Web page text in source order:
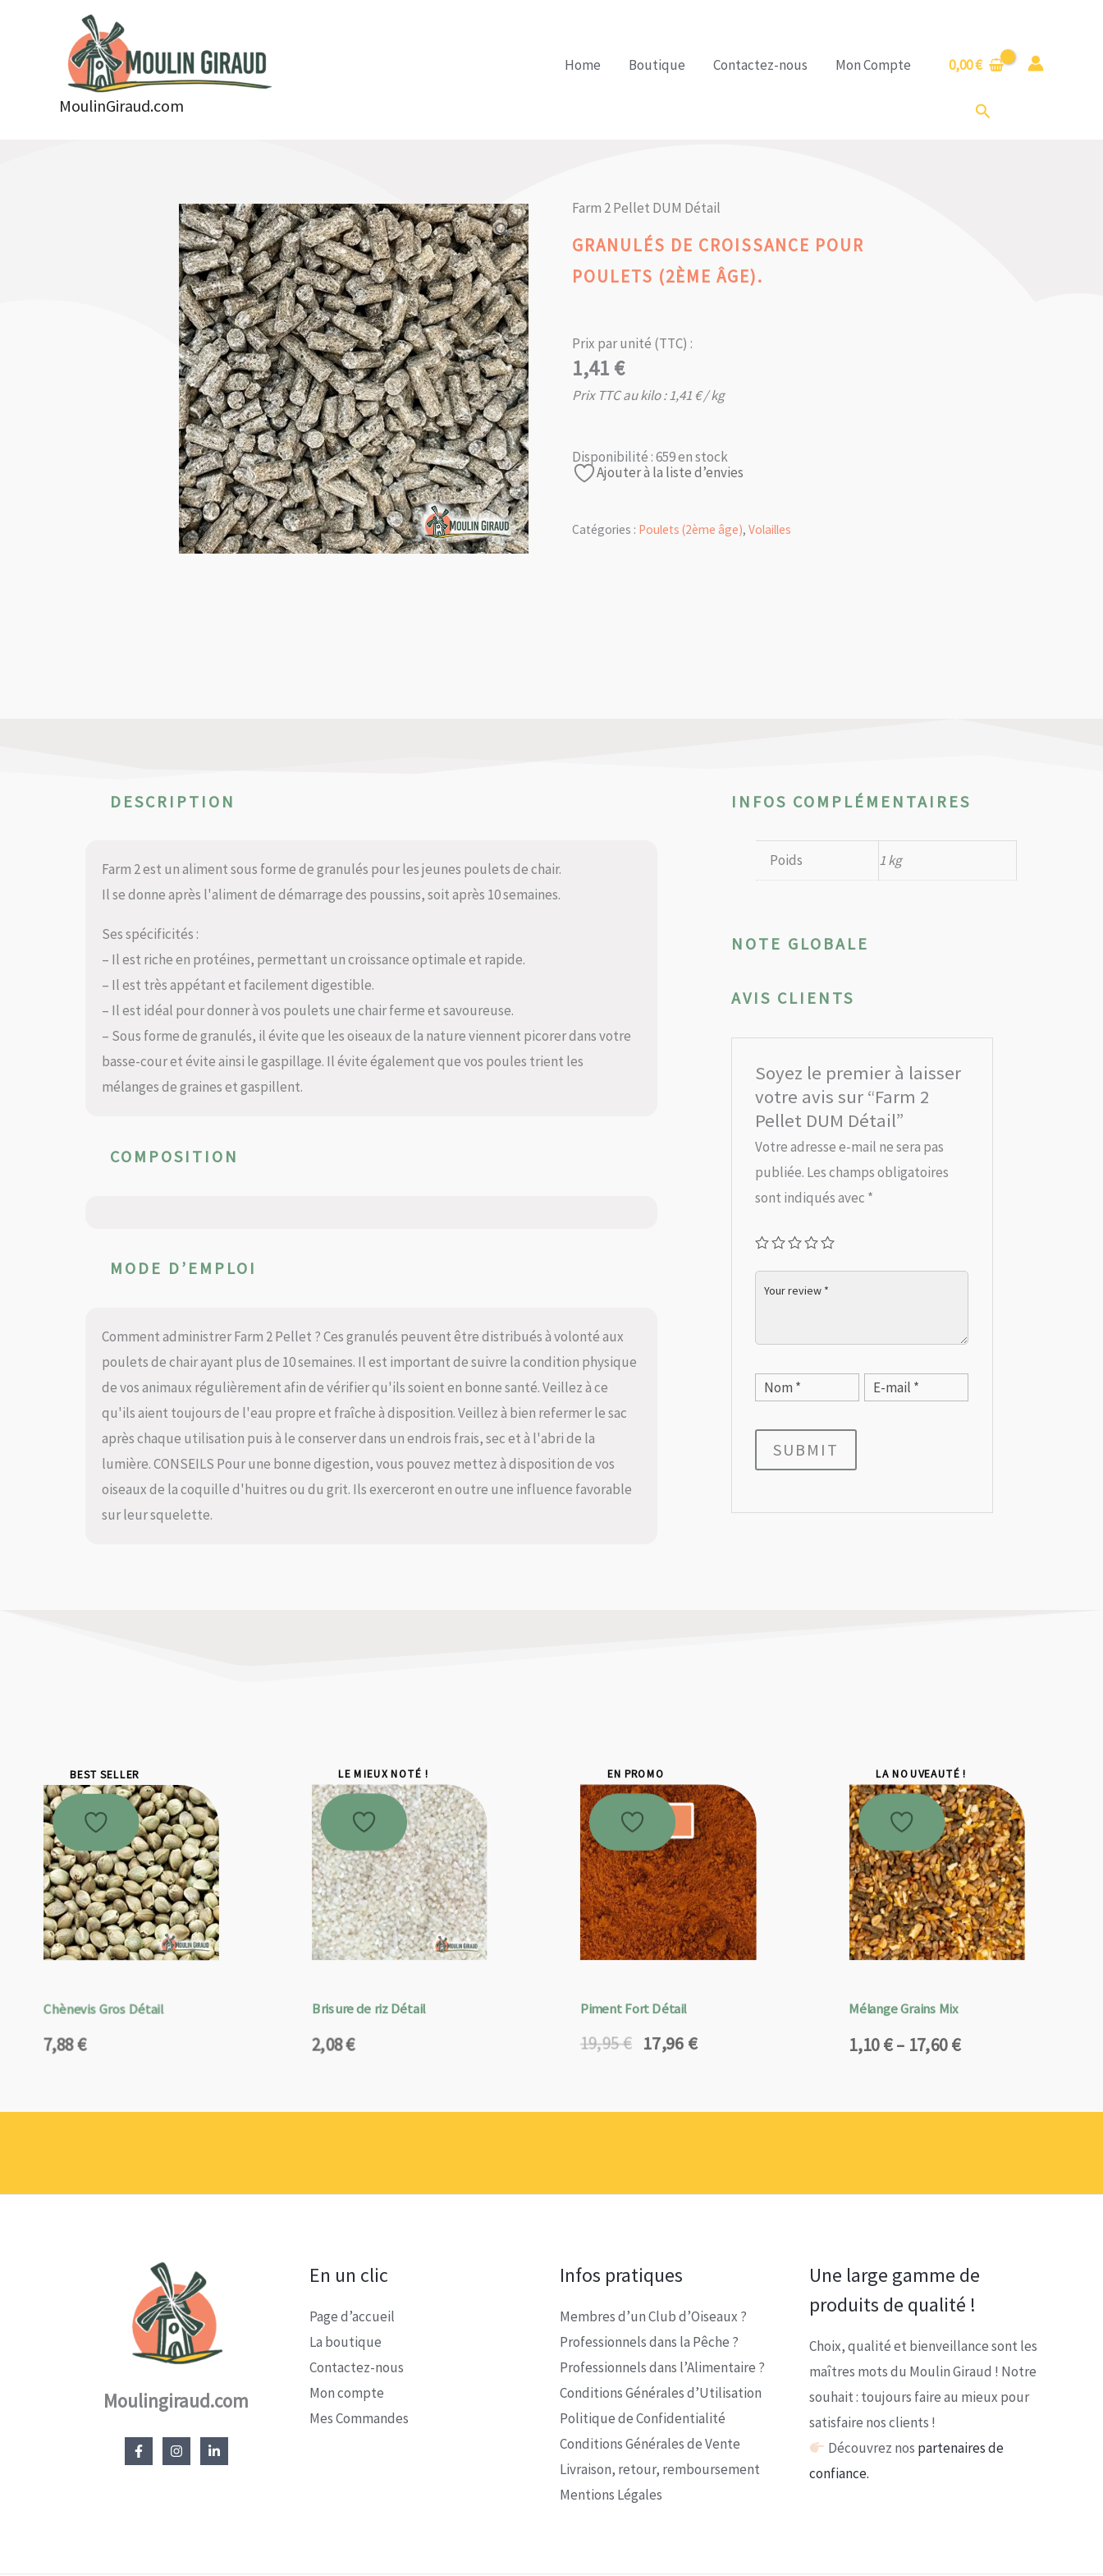
MoulinGiraud.com
Home Boutique Contactez-nous Mon Compte 0,00€
Rechercher
Farm 2 Pellet DUM Détail
GRANULÉS DE CROISSANCE POUR
POULETS (2ÈME ÂGE).
Prix par unité (TTC) :
1,41 €
Prix TTC au kilo :1,41€/ kg
Disponibilité :659 en stock
Ajouter à la liste d’envies
Catégories : Poulets (2ème âge),Volailles
DESCRIPTION
Farm 2 est un aliment sous forme de granulés pour les jeunes poulets de chair.
Il se donne après l'aliment de démarrage des poussins, soit après 10 semaines.
Ses spécificités :
– Il est riche en protéines, permettant un croissance optimale et rapide.
– Il est très appétant et facilement digestible.
– Il est idéal pour donner à vos poulets une chair ferme et savoureuse.
– Sous forme de granulés, il évite que les oiseaux de la nature viennent picorer dans votre
basse-cour et évite ainsi le gaspillage. Il évite également que vos poules trient les
mélanges de graines et gaspillent.
COMPOSITION
MODE D’EMPLOI
Comment administrer Farm 2 Pellet ? Ces granulés peuvent être distribués à volonté aux
poulets de chair ayant plus de 10 semaines. Il est important de suivre la condition physique
de vos animaux régulièrement afin de vérifier qu'ils soient en bonne santé. Veillez à ce
qu'ils aient toujours de l'eau propre et fraîche à disposition. Veillez à bien refermer le sac
après chaque utilisation puis à le conserver dans un endrois frais, sec et à l'abri de la
lumière. CONSEILS Pour une bonne digestion, vous pouvez mettez à disposition de vos
oiseaux de la coquille d'huitres ou du grit. Ils exerceront en outre une influence favorable
sur leur squelette.
INFOS COMPLÉMENTAIRES
Poids 1 kg
NOTE GLOBALE
AVIS CLIENTS
Soyez le premier à laisser
votre avis sur “Farm 2
Pellet DUM Détail”
Votre adresse e-mail ne sera pas
publiée. Les champs obligatoires
sont indiqués avec *
SUBMIT
BEST SELLER
Chènevis Gros Détail
7,88€
LE MIEUX NOTÉ !
Brisure de riz Détail
2,08€
EN PROMO
Promo !
Piment Fort Détail
19,95€
Le
était :
17,96 €
Le
est :
LA NOUVEAUTÉ !
Mélange Grains Mix
1,10€– 17,60€
Plage
1,10 €
Moulingiraud.com
En un clic
Page d’accueil
La boutique
Contactez-nous
Mon compte
Mes Commandes
Infos pratiques
Membres d’un Club d’Oiseaux ?
Professionnels dans la Pêche ?
Professionnels dans l’Alimentaire ?
Conditions Générales d’Utilisation
Politique de Confidentialité
Conditions Générales de Vente
Livraison, retour, remboursement
Mentions Légales
Une large gamme de
produits de qualité !
Choix, qualité et bienveillance sont les
maîtres mots du Moulin Giraud ! Notre
souhait : toujours faire au mieux pour
satisfaire nos clients !
Découvrez nos partenaires de
confiance.